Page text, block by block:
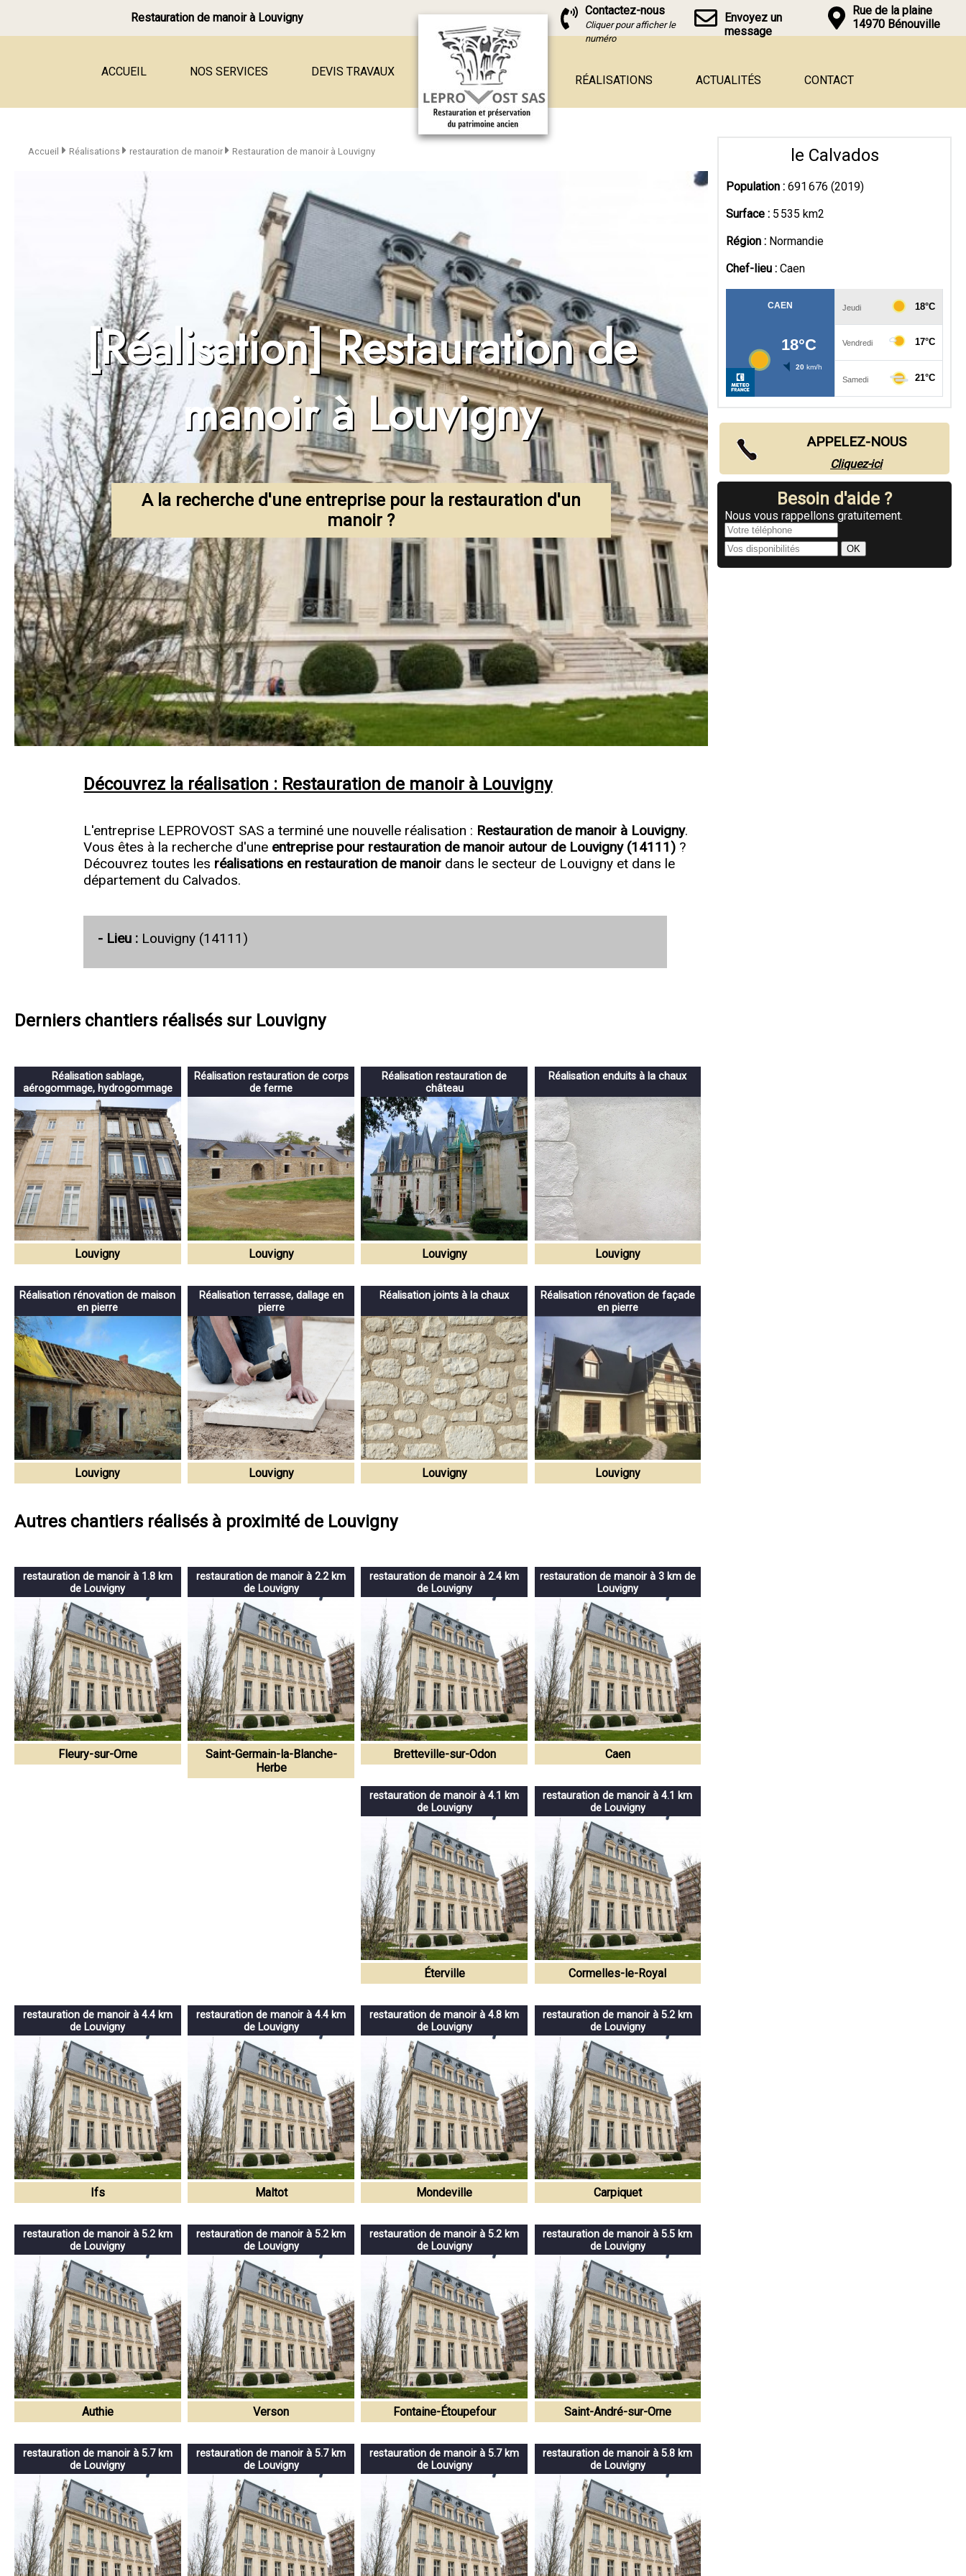
Restauration de manoir à Louvigny
Contactez-nous
Cliquer pour afficher le
numéro
Envoyez un
message
Rue de la plaine
14970 Bénouville
ACCUEIL NOS SERVICES
Joints à la chaux
Terrasse, dallage en pierre
Restauration de château
Restauration de manoir
Restauration de corps de ferme
Rénovation de maison en pierre
Ouverture en pierre
Sablage, aérogommage, hydrogommage
Enduit à la chaux
Extension de maison
Entreprise de rénovation
DEVIS TRAVAUX
RÉALISATIONS ACTUALITÉS CONTACT
Accueil Réalisations restauration de manoir Restauration de manoir à Louvigny
[Réalisation] Restauration de
manoir à Louvigny
A la recherche d'une entreprise pour la restauration d'un
manoir ?
Découvrez la réalisation : Restauration de manoir à Louvigny
L'entreprise LEPROVOST SAS a terminé une nouvelle réalisation : Restauration de manoir à Louvigny.
Vous êtes à la recherche d'une entreprise pour restauration de manoir autour de Louvigny (14111) ?
Découvrez toutes les réalisations en restauration de manoir dans le secteur de Louvigny et dans le
département du Calvados.
- Lieu : Louvigny (14111)
Derniers chantiers réalisés sur Louvigny
Réalisation sablage,
aérogommage, hydrogommage
Louvigny
Réalisation restauration de corps
de ferme
Louvigny
Réalisation restauration de
château
Louvigny
Réalisation enduits à la chaux
Louvigny
Réalisation rénovation de maison
en pierre
Louvigny
Réalisation terrasse, dallage en
pierre
Louvigny
Réalisation joints à la chaux
Louvigny
Réalisation rénovation de façade
en pierre
Louvigny
Autres chantiers réalisés à proximité de Louvigny
restauration de manoir à 1.8 km
de Louvigny
Fleury-sur-Orne
restauration de manoir à 2.2 km
de Louvigny
Saint-Germain-la-Blanche-
Herbe
restauration de manoir à 2.4 km
de Louvigny
Bretteville-sur-Odon
restauration de manoir à 3 km de
Louvigny
Caen
restauration de manoir à 4.1 km
de Louvigny
Éterville
restauration de manoir à 4.1 km
de Louvigny
Cormelles-le-Royal
restauration de manoir à 4.4 km
de Louvigny
Ifs
restauration de manoir à 4.4 km
de Louvigny
Maltot
restauration de manoir à 4.8 km
de Louvigny
Mondeville
restauration de manoir à 5.2 km
de Louvigny
Carpiquet
restauration de manoir à 5.2 km
de Louvigny
Authie
restauration de manoir à 5.2 km
de Louvigny
Verson
restauration de manoir à 5.2 km
de Louvigny
Fontaine-Étoupefour
restauration de manoir à 5.5 km
de Louvigny
Saint-André-sur-Orne
restauration de manoir à 5.7 km
de Louvigny
restauration de manoir à 5.7 km
de Louvigny
restauration de manoir à 5.7 km
de Louvigny
restauration de manoir à 5.8 km
de Louvigny
le Calvados
Population : 691 676 (2019)
Surface : 5 535 km2
Région : Normandie
Chef-lieu : Caen
APPELEZ-NOUS
Cliquez-ici
Besoin d'aide ?
Nous vous rappellons gratuitement.